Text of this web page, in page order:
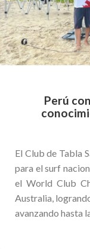
Perú
El Club de Tabla
para el surf
el World Club
Australia,
avanzando hasta